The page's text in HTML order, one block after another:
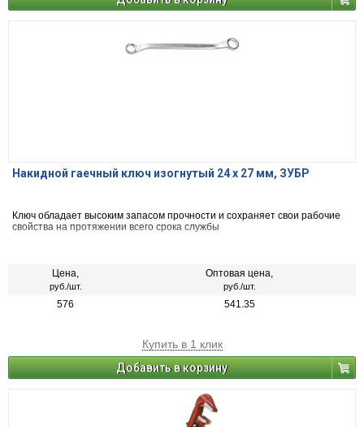
Накидной гаечный ключ изогнутый 24 x 27 мм, ЗУБР
Ключ обладает высоким запасом прочности и сохраняет свои рабочие
свойства на протяжении всего срока службы
Цена,
руб./шт.
Оптовая цена,
руб./шт.
576 541.35
Купить в 1 клик
Добавить в корзину